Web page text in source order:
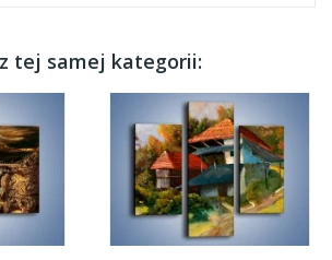
tej samej kategorii: